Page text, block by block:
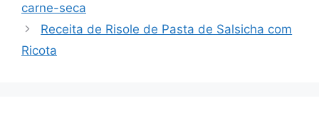
carne-seca
Receita de Risole de Pasta de Salsicha com
Ricota